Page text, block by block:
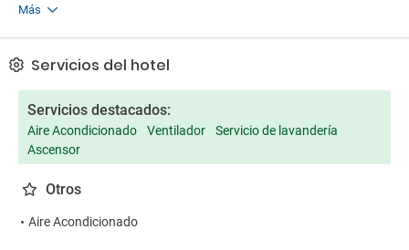
Más
Servicios del hotel
Servicios destacados:
Aire Acondicionado Ventilador
Servicio de lavandería
Ascensor
Otros
Aire Acondicionado